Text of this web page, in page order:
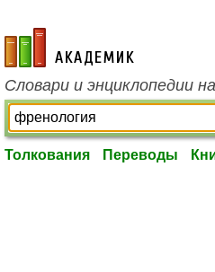
academic.ru
Словари и энциклопедии
Толкования Переводы